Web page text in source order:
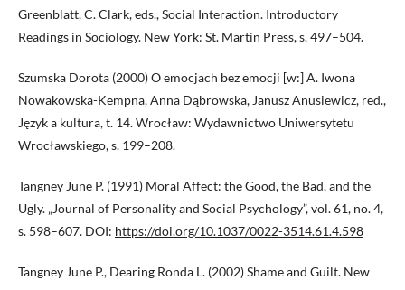
Greenblatt, C. Clark, eds., Social Interaction. Introductory
Readings in Sociology. New York: St. Martin Press, s. 497–504.
Szumska Dorota (2000) O emocjach bez emocji [w:] A. Iwona
Nowakowska-Kempna, Anna Dąbrowska, Janusz Anusiewicz, red.,
Język a kultura, t. 14. Wrocław: Wydawnictwo Uniwersytetu
Wrocławskiego, s. 199–208.
Tangney June P. (1991) Moral Affect: the Good, the Bad, and the
Ugly. „Journal of Personality and Social Psychology”, vol. 61, no. 4,
s. 598–607. DOI: https://doi.org/10.1037/0022-3514.61.4.598
Tangney June P., Dearing Ronda L. (2002) Shame and Guilt. New